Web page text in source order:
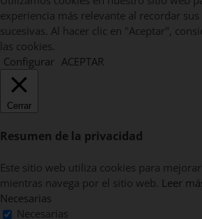
experiencia más relevante al recordar
sucesivas. Al hacer clic en "Aceptar",
las cookies.
Configurar ACEPTAR
Cerrar
Resumen de la privacidad
Este sitio web utiliza cookies para
mientras navega por el sitio web. Leer
Necesarias
Necesarias